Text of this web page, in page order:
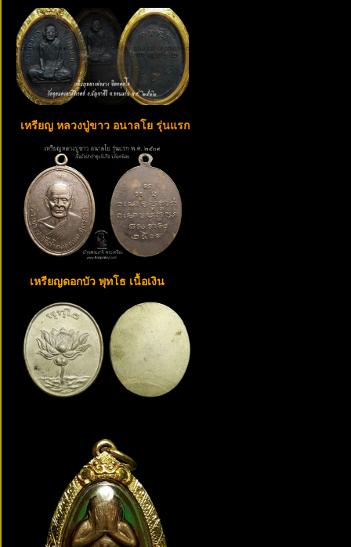
เหรียญ หลวงปู่ขาว อนาลโย รุ่นแรก
เหรียญดอกบัว พุทโธ เนื้อเงิน